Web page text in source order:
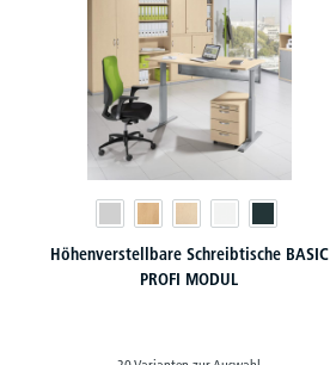
Höhenverstellbare Schreibtische BASIC
PROFI MODUL